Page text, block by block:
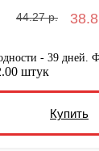
44.27 р.
- 39 дней.
Купить
штук